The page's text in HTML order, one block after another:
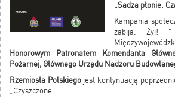
„Sadza płonie.
Kampania
zabija. Żyj! "
Honorowym Patronatem Komendanta
Pożarnej, Głównego Urzędu Nadzoru
Rzemiosła Polskiego jest kontynuacją
„Czyszczone